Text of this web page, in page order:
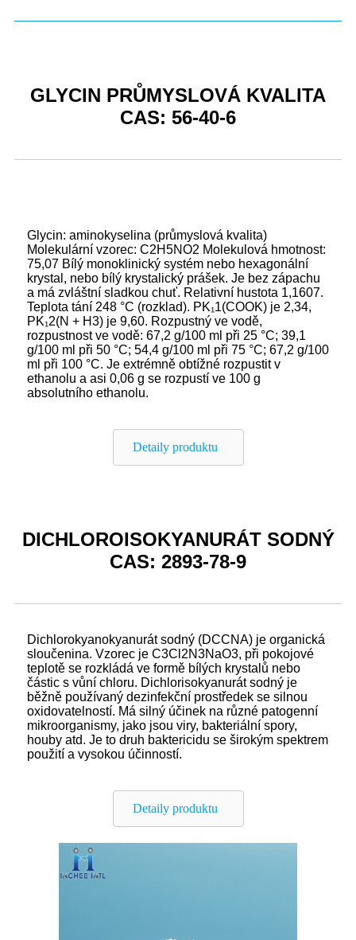
GLYCIN PRŮMYSLOVÁ KVALITA
CAS: 56-40-6
Glycin: aminokyselina (průmyslová kvalita)
Molekulární vzorec: C2H5NO2 Molekulová hmotnost:
75,07 Bílý monoklinický systém nebo hexagonální
krystal, nebo bílý krystalický prášek. Je bez zápachu
a má zvláštní sladkou chuť. Relativní hustota 1,1607.
Teplota tání 248 °C (rozklad). PK₁1(COOK) je 2,34,
PK₁2(N + H3) je 9,60. Rozpustný ve vodě,
rozpustnost ve vodě: 67,2 g/100 ml při 25 °C; 39,1
g/100 ml při 50 °C; 54,4 g/100 ml při 75 °C; 67,2 g/100
ml při 100 °C. Je extrémně obtížné rozpustit v
ethanolu a asi 0,06 g se rozpustí ve 100 g
absolutního ethanolu.
Detaily produktu
DICHLOROISOKYANURÁT SODNÝ
CAS: 2893-78-9
Dichlorokyanokyanurát sodný (DCCNA) je organická
sloučenina. Vzorec je C3Cl2N3NaO3, při pokojové
teplotě se rozkládá ve formě bílých krystalů nebo
částic s vůní chloru. Dichlorisokyanurát sodný je
běžně používaný dezinfekční prostředek se silnou
oxidovatelností. Má silný účinek na různé patogenní
mikroorganismy, jako jsou viry, bakteriální spory,
houby atd. Je to druh baktericidu se širokým spektrem
použití a vysokou účinností.
Detaily produktu